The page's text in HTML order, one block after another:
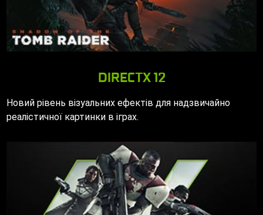
DIRECTX 12
Новий рівень візуальних ефектів для надзвичайно
реалістичної картинки в іграх.